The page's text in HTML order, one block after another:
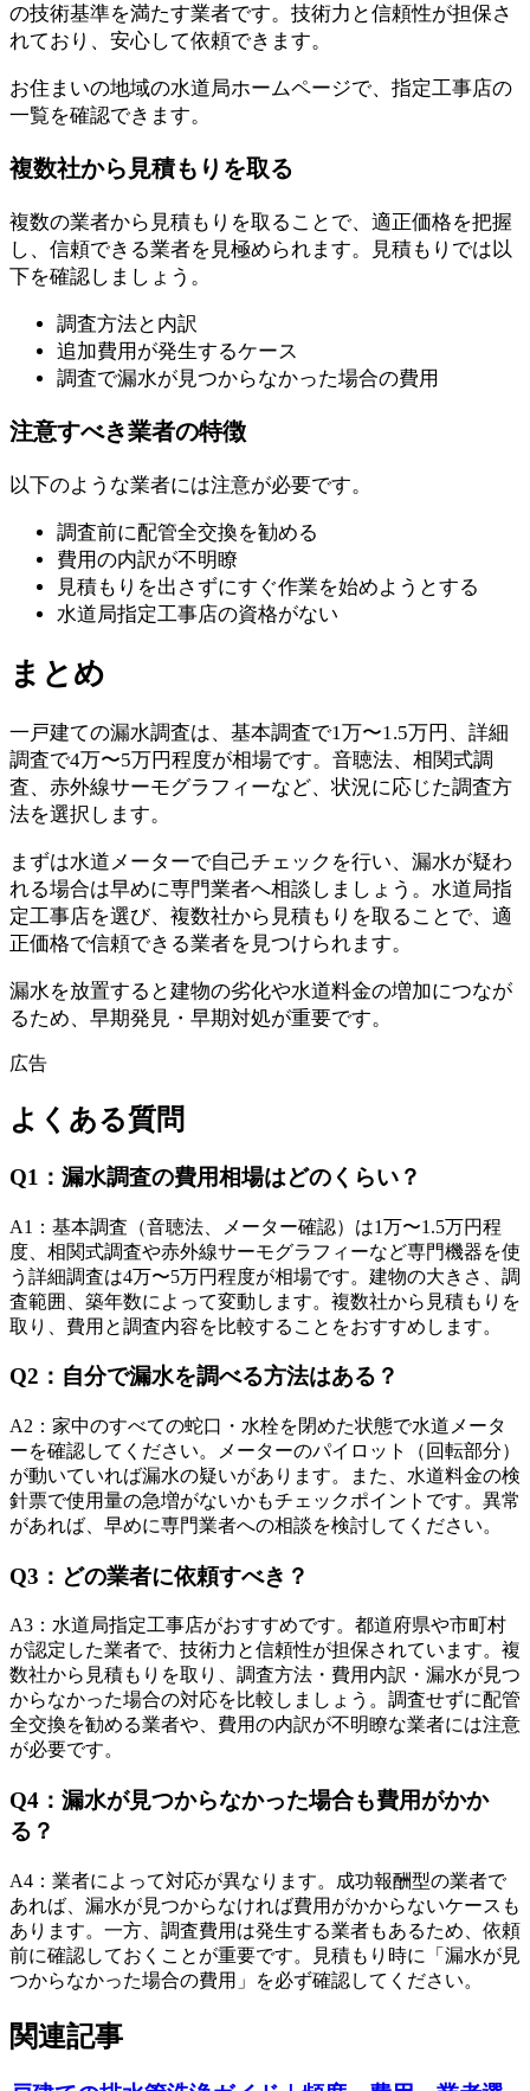
の技術基準を満たす業者です。技術力と信頼性が担保さ
れており、安心して依頼できます。
お住まいの地域の水道局ホームページで、指定工事店の
一覧を確認できます。
複数社から見積もりを取る
複数の業者から見積もりを取ることで、適正価格を把握
し、信頼できる業者を見極められます。見積もりでは以
下を確認しましょう。
調査方法と内訳
追加費用が発生するケース
調査で漏水が見つからなかった場合の費用
注意すべき業者の特徴
以下のような業者には注意が必要です。
調査前に配管全交換を勧める
費用の内訳が不明瞭
見積もりを出さずにすぐ作業を始めようとする
水道局指定工事店の資格がない
まとめ
一戸建ての漏水調査は、基本調査で1万〜1.5万円、詳細
調査で4万〜5万円程度が相場です。音聴法、相関式調
査、赤外線サーモグラフィーなど、状況に応じた調査方
法を選択します。
まずは水道メーターで自己チェックを行い、漏水が疑わ
れる場合は早めに専門業者へ相談しましょう。水道局指
定工事店を選び、複数社から見積もりを取ることで、適
正価格で信頼できる業者を見つけられます。
漏水を放置すると建物の劣化や水道料金の増加につなが
るため、早期発見・早期対処が重要です。
広告
よくある質問
Q1 ： 漏水調査の費用相場はどのくらい？
A1 ： 基本調査（音聴法、メーター確認）は1万〜1.5万円程
度、相関式調査や赤外線サーモグラフィーなど専門機器を使
う詳細調査は4万〜5万円程度が相場です。建物の大きさ、調
査範囲、築年数によって変動します。複数社から見積もりを
取り、費用と調査内容を比較することをおすすめします。
Q2 ： 自分で漏水を調べる方法はある？
A2 ： 家中のすべての蛇口・水栓を閉めた状態で水道メータ
ーを確認してください。メーターのパイロット（回転部分）
が動いていれば漏水の疑いがあります。また、水道料金の検
針票で使用量の急増がないかもチェックポイントです。異常
があれば、早めに専門業者への相談を検討してください。
Q3 ： どの業者に依頼すべき？
A3 ： 水道局指定工事店がおすすめです。都道府県や市町村
が認定した業者で、技術力と信頼性が担保されています。複
数社から見積もりを取り、調査方法・費用内訳・漏水が見つ
からなかった場合の対応を比較しましょう。調査せずに配管
全交換を勧める業者や、費用の内訳が不明瞭な業者には注意
が必要です。
Q4 ： 漏水が見つからなかった場合も費用がかか
る？
A4 ： 業者によって対応が異なります。成功報酬型の業者で
あれば、漏水が見つからなければ費用がかからないケースも
あります。一方、調査費用は発生する業者もあるため、依頼
前に確認しておくことが重要です。見積もり時に「漏水が見
つからなかった場合の費用」を必ず確認してください。
関連記事